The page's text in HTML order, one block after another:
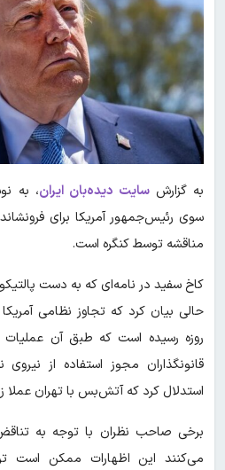
به گزارشسایت دیده‌بان ایران، به
سوی رئیس‌جمهور آمریکا برای
مناقشه توسط کنگره است.
کاخ سفید در نامه‌ای که به دست
روزه رسیده است که طبق آن عملیات
قانونگذاران مجوز استفاده از
استدلال کرد که آتش‌بس با تهران عملا
برخی صاحب نظران با توجه به
می‌کنند این اظهارات ممکن است